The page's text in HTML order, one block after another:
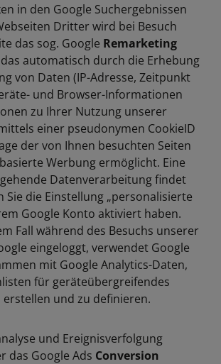
in den Google Suchergebnissen
Dritter wird bei Besuch
das sog. Google Remarketing
automatisch durch die Erhebung
von Daten (IP-Adresse, Zeitpunkt
und Browser-Informationen
zu Ihrer Nutzung unserer
einer pseudonymen CookieID
der von Ihnen besuchten Seiten
Werbung ermöglicht. Eine
Datenverarbeitung findet
die Einstellung „personalisierte
Google Konto aktiviert haben.
Fall während des Besuchs unserer
eingeloggt, verwendet Google
mit Google Analytics-Daten,
für geräteübergreifendes
erstellen und zu definieren.
und Ereignisverfolgung
das Google Ads Conversion